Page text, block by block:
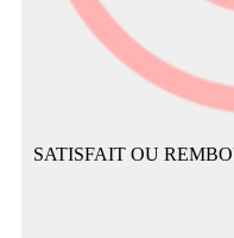
SATISFAIT OU